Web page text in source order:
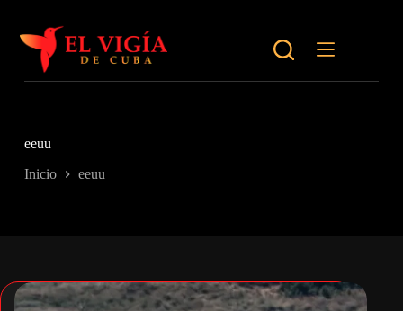
contenido
eeuu
Inicio eeuu